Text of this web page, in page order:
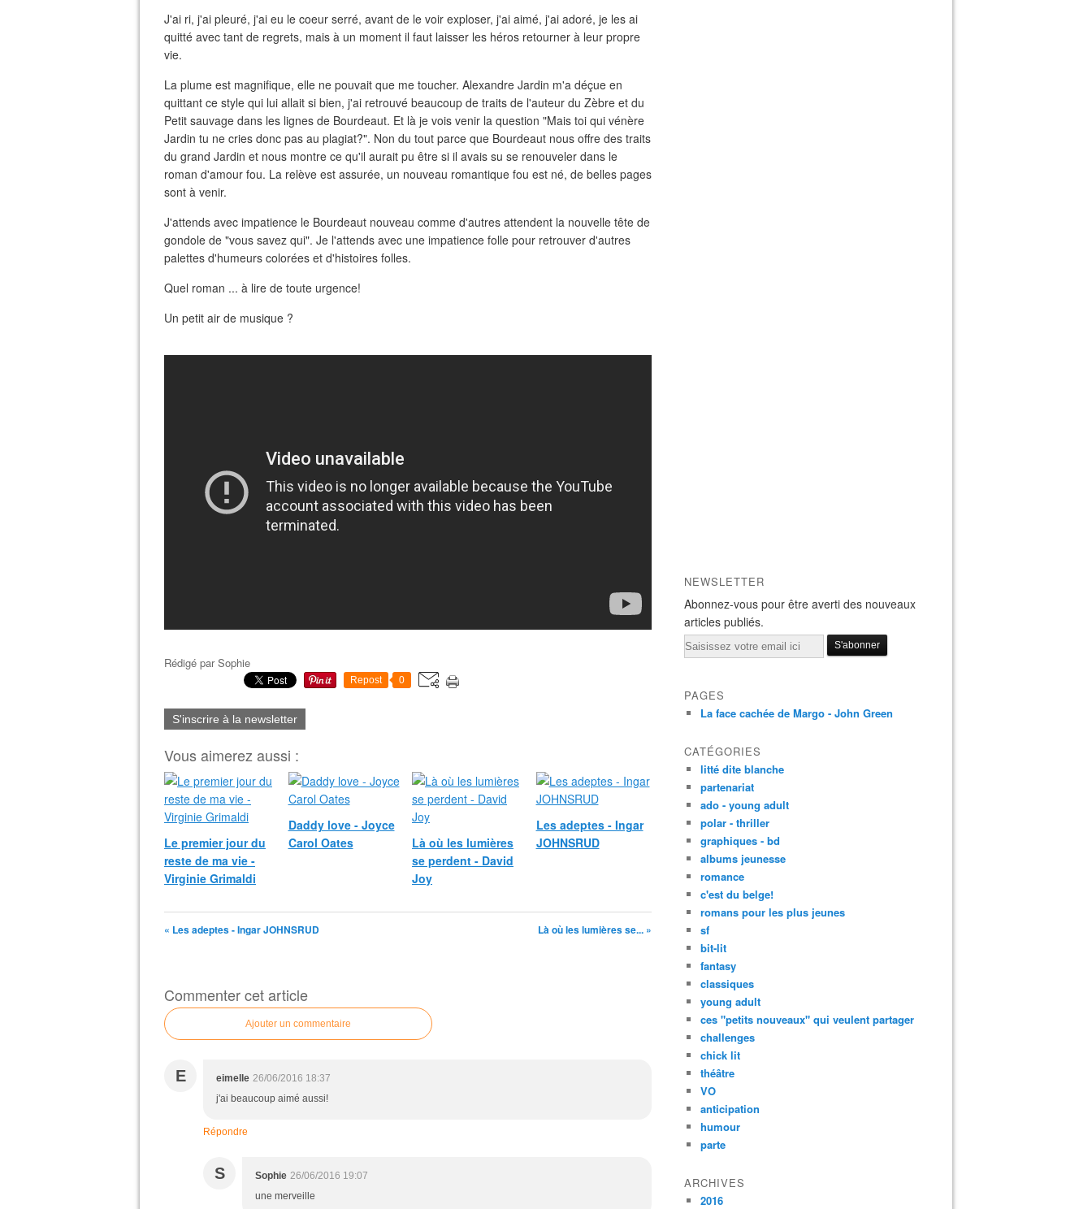
J'ai ri, j'ai pleuré, j'ai eu le coeur serré, avant de le voir exploser, j'ai aimé, j'ai adoré, je les ai
quitté avec tant de regrets, mais à un moment il faut laisser les héros retourner à leur propre
vie.
La plume est magnifique, elle ne pouvait que me toucher. Alexandre Jardin m'a déçue en
quittant ce style qui lui allait si bien, j'ai retrouvé beaucoup de traits de l'auteur du Zèbre et du
Petit sauvage dans les lignes de Bourdeaut. Et là je vois venir la question "Mais toi qui vénère
Jardin tu ne cries donc pas au plagiat?". Non du tout parce que Bourdeaut nous offre des traits
du grand Jardin et nous montre ce qu'il aurait pu être si il avais su se renouveler dans le
roman d'amour fou. La relève est assurée, un nouveau romantique fou est né, de belles pages
sont à venir.
J'attends avec impatience le Bourdeaut nouveau comme d'autres attendent la nouvelle tête de
gondole de "vous savez qui". Je l'attends avec une impatience folle pour retrouver d'autres
palettes d'humeurs colorées et d'histoires folles.
Quel roman ... à lire de toute urgence!
Un petit air de musique ?
Rédigé parSophie
Repost 0
S'inscrire à la newsletter
Vous aimerez aussi :
Le premier jour du
reste de ma vie -
Virginie Grimaldi
Daddy love - Joyce
Carol Oates
Là où les lumières
se perdent - David
Joy
Les adeptes - Ingar
JOHNSRUD
« Les adeptes - Ingar JOHNSRUD Là où les lumières se... »
Commenter cet article
Ajouter un commentaire
E eimelle 26/06/2016 18:37
j'ai beaucoup aimé aussi!
Répondre
S Sophie 26/06/2016 19:07
une merveille
NEWSLETTER
Abonnez-vous pour être averti des nouveaux
articles publiés.
Email
PAGES
La face cachée de Margo - John Green
CATÉGORIES
litté dite blanche
partenariat
ado - young adult
polar - thriller
graphiques - bd
albums jeunesse
romance
c'est du belge!
romans pour les plus jeunes
sf
bit-lit
fantasy
classiques
young adult
ces "petits nouveaux" qui veulent partager
challenges
chick lit
théâtre
VO
anticipation
humour
parte
ARCHIVES
2016